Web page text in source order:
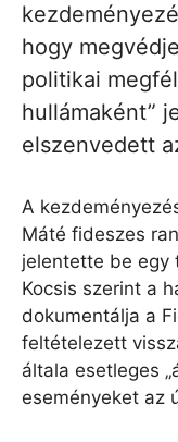
hogy
politikai
hullámaként”
elszenvedett
A
Máté fideszes
jelentette be egy
Kocsis szerint a
dokumentálja a
feltételezett
általa esetleges
eseményeket az